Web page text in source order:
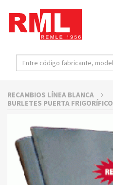
RECAMBIOS LÍNEA BLANCA
BURLETES PUERTA FRIGORÍFICO